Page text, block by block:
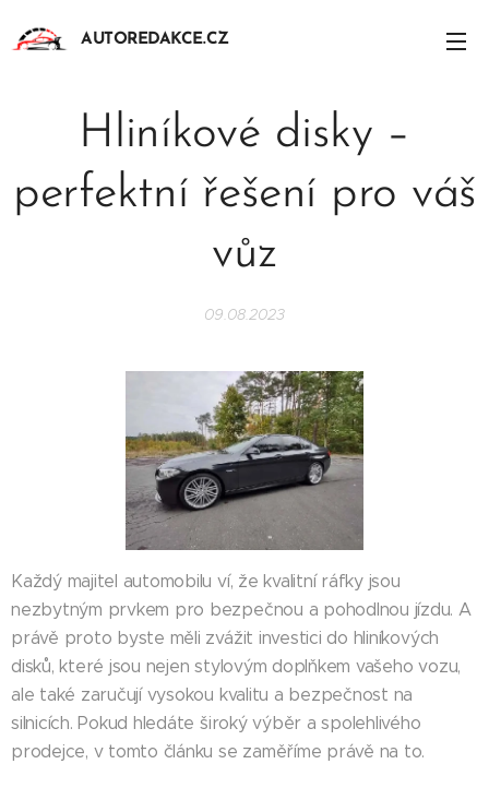
AUTOREDAKCE.CZ
Hliníkové disky –
perfektní řešení pro váš
vůz
09.08.2023
Každý majitel automobilu ví, že kvalitní ráfky jsou
nezbytným prvkem pro bezpečnou a pohodlnou jízdu. A
právě proto byste měli zvážit investici do hliníkových
disků, které jsou nejen stylovým doplňkem vašeho vozu,
ale také zaručují vysokou kvalitu a bezpečnost na
silnicích. Pokud hledáte široký výběr a spolehlivého
prodejce, v tomto článku se zaměříme právě na to.